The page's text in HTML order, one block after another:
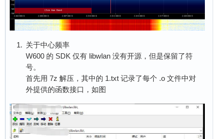
关于中心频率
W600 的 SDK 仅有 libwlan 没有开源，但是保留了符
号。
首先用 7z 解压，其中的 1.txt 记录了每个 .o 文件中对
外提供的函数接口，如图